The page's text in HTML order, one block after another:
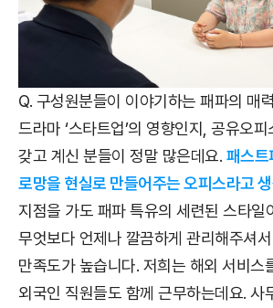
Q. 구성원분들이 이야기하는 패파의 매
드라마 ‘스타트업’의 영향인지, 공유오
갖고 계신 분들이 정말 많은데요. 패스트
로망을 현실로 만들어주는 오피스라고
지점을 가도 패파 특유의 세련된 스타일
무엇보다 언제나 깔끔하게 관리해주셔
만족도가 높습니다. 저희는 해외 서비스
외국인 직원들도 함께 근무하는데요. 사